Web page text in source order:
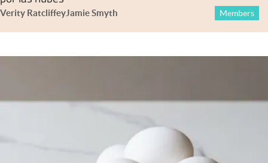
Verity RatcliffeyJamie Smyth Members